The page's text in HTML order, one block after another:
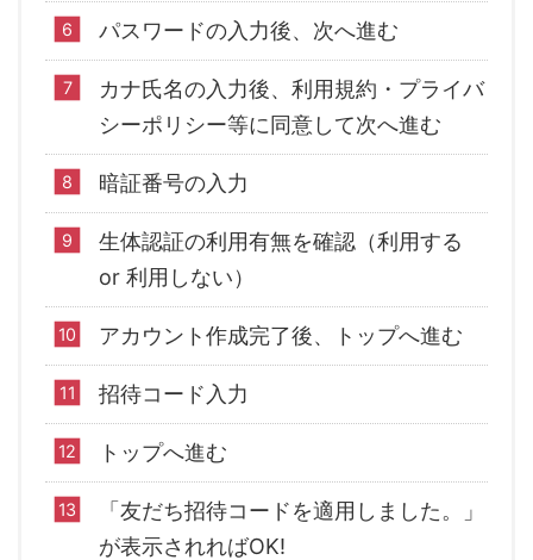
パスワードの入力後、次へ進む
カナ氏名の入力後、利用規約・プライバ
シーポリシー等に同意して次へ進む
暗証番号の入力
生体認証の利用有無を確認（利用する
or 利用しない）
アカウント作成完了後、トップへ進む
招待コード入力
トップへ進む
「友だち招待コードを適用しました。」
が表示されればOK!